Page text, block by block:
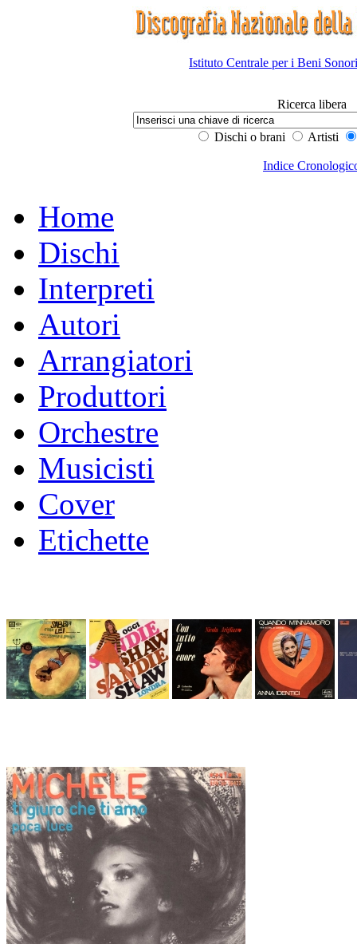
Istituto Centrale per i Beni
Ricerca libera
Dischi o brani Artisti
Indice
Home
Dischi
Interpreti
Autori
Arrangiatori
Produttori
Orchestre
Musicisti
Cover
Etichette